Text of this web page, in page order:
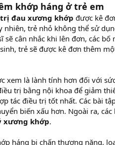
khớp háng ở trẻ em
đau xương khớp được kê
trẻ nhỏ không thể sử
sẽ cân nhắc khi lên đơn, các
trẻ sẽ được kê đơn thêm
xem là lành tính hơn đối với
trị bằng nội khoa để giảm
tác điều trị tốt nhất. Các bài
biến xấu hơn. Ngoài ra,
xương khớp.
háng bị chấn thương nặng,